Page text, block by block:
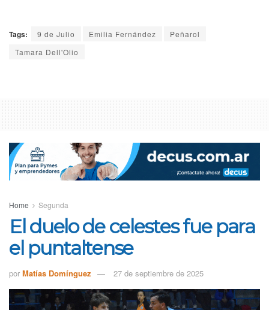
Tags: 9 de Julio Emilia Fernández
Peñarol
Tamara Dell'Olio
Home Segunda
El duelo de celestes fue para
el puntaltense
por Matías Domínguez 27 de septiembre de 2025